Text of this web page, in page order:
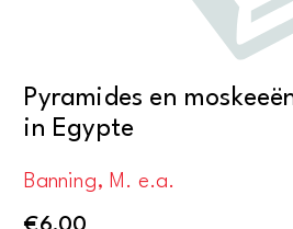
Pyramides en
in Egypte
Banning, M. e.a.